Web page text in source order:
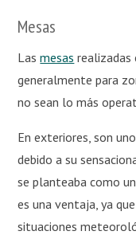
Mesas
Lasmesas realizadas
generalmente para
no sean lo más
En exteriores, son
debido a su
se planteaba como
es una ventaja, ya
situaciones